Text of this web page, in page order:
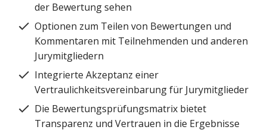
der Bewertung sehen
Optionen zum Teilen von Bewertungen und
Kommentaren mit Teilnehmenden und anderen
Jurymitgliedern
Integrierte Akzeptanz einer
Vertraulichkeitsvereinbarung für Jurymitglieder
Die Bewertungsprüfungsmatrix bietet
Transparenz und Vertrauen in die Ergebnisse